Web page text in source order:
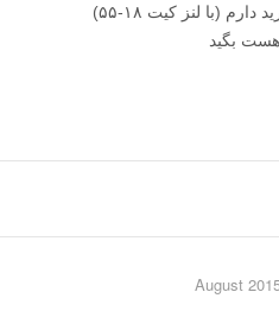
(با لنز کیت ۱۸-۵۵)
بگید